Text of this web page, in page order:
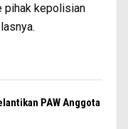
pihak kepolisian
PAW Anggota